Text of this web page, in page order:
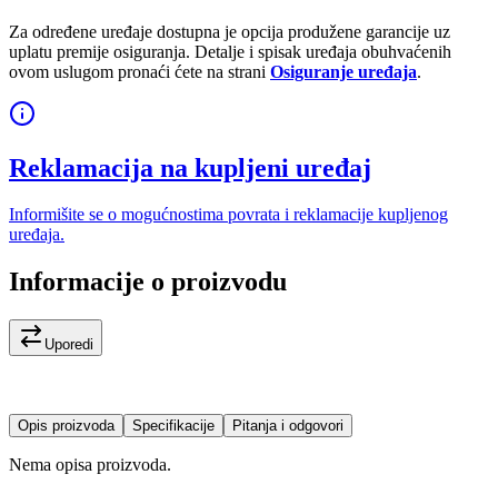
Za određene uređaje dostupna je opcija produžene garancije uz
uplatu premije osiguranja. Detalje i spisak uređaja obuhvaćenih
ovom uslugom pronaći ćete na strani Osiguranje uređaja.
Reklamacija na kupljeni uređaj
Informišite se o mogućnostima povrata i reklamacije kupljenog
uređaja.
Informacije o proizvodu
Uporedi
Opis proizvoda Specifikacije Pitanja i odgovori
Nema opisa proizvoda.